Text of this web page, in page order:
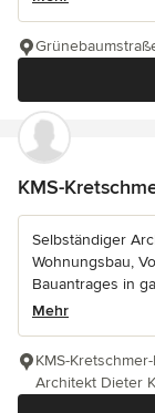
KMS-
Selbständiger
Wohnungsbau,
Bauantrages in
Mehr
KMS-
Architekt Dieter